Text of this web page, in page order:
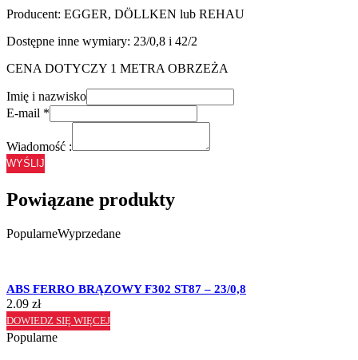
Producent: EGGER, DÖLLKEN lub REHAU
Dostępne inne wymiary: 23/0,8 i 42/2
CENA DOTYCZY 1 METRA OBRZEŻA
Imię i nazwisko
E-mail *
Wiadomość :
WYŚLIJ
Powiązane produkty
PopularneWyprzedane
ABS FERRO BRĄZOWY F302 ST87 – 23/0,8
2.09 zł
DOWIEDZ SIĘ WIĘCEJ
Popularne